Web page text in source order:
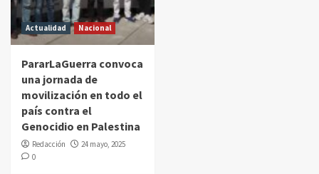
Actualidad Nacional
PararLaGuerra convoca
una jornada de
movilización en todo el
país contra el
Genocidio en Palestina
Redacción
24 mayo, 2025
0